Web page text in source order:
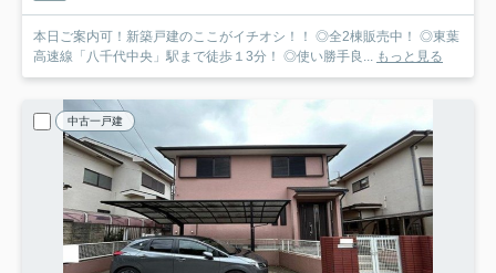
本日ご案内可！新築戸建のここがイチオシ！！ ◎全2棟販売中！ ◎東葉
高速線「八千代中央」駅まで徒歩１3分！ ◎使い勝手良...
もっと見る
中古一戸建